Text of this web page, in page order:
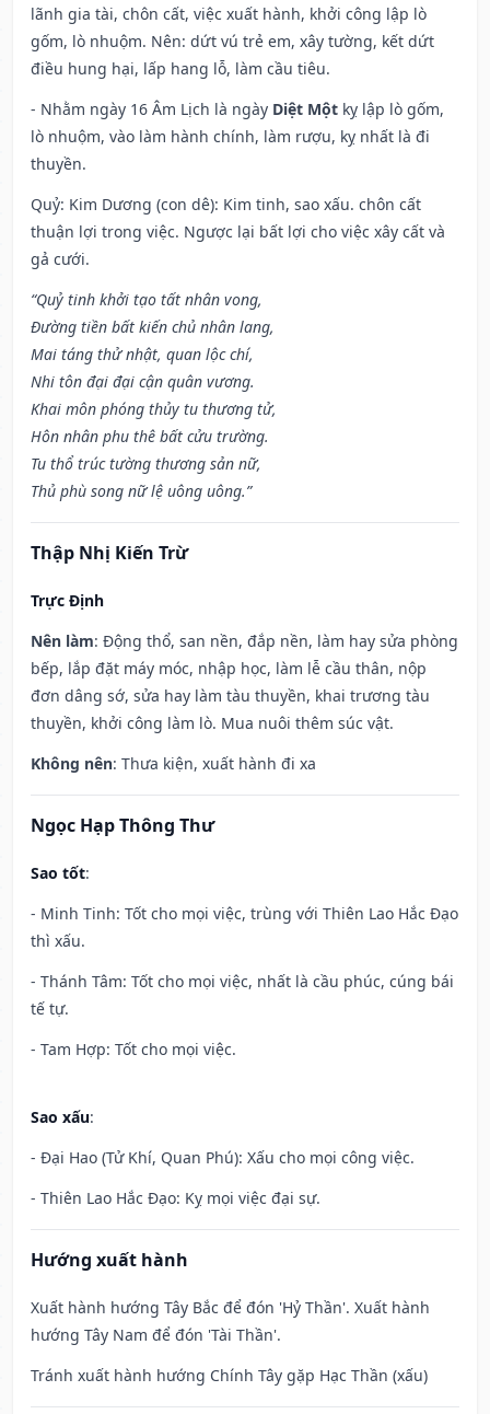
lãnh gia tài, chôn cất, việc xuất hành, khởi công lập lò
gốm, lò nhuộm. Nên: dứt vú trẻ em, xây tường, kết dứt
điều hung hại, lấp hang lỗ, làm cầu tiêu.
- Nhằm ngày 16 Âm Lịch là ngày Diệt Một kỵ lập lò gốm,
lò nhuộm, vào làm hành chính, làm rượu, kỵ nhất là đi
thuyền.
Quỷ: Kim Dương (con dê): Kim tinh, sao xấu. chôn cất
thuận lợi trong việc. Ngược lại bất lợi cho việc xây cất và
gả cưới.
“Quỷ tinh khởi tạo tất nhân vong,
Đường tiền bất kiến chủ nhân lang,
Mai táng thử nhật, quan lộc chí,
Nhi tôn đại đại cận quân vương.
Khai môn phóng thủy tu thương tử,
Hôn nhân phu thê bất cửu trường.
Tu thổ trúc tường thương sản nữ,
Thủ phù song nữ lệ uông uông.”
Thập Nhị Kiến Trừ
Trực Định
Nên làm: Động thổ, san nền, đắp nền, làm hay sửa phòng
bếp, lắp đặt máy móc, nhập học, làm lễ cầu thân, nộp
đơn dâng sớ, sửa hay làm tàu thuyền, khai trương tàu
thuyền, khởi công làm lò. Mua nuôi thêm súc vật.
Không nên: Thưa kiện, xuất hành đi xa
Ngọc Hạp Thông Thư
Sao tốt:
- Minh Tinh: Tốt cho mọi việc, trùng với Thiên Lao Hắc Đạo
thì xấu.
- Thánh Tâm: Tốt cho mọi việc, nhất là cầu phúc, cúng bái
tế tự.
- Tam Hợp: Tốt cho mọi việc.
Sao xấu:
- Đại Hao (Tử Khí, Quan Phú): Xấu cho mọi công việc.
- Thiên Lao Hắc Đạo: Kỵ mọi việc đại sự.
Hướng xuất hành
Xuất hành hướng Tây Bắc để đón 'Hỷ Thần'. Xuất hành
hướng Tây Nam để đón 'Tài Thần'.
Tránh xuất hành hướng Chính Tây gặp Hạc Thần (xấu)